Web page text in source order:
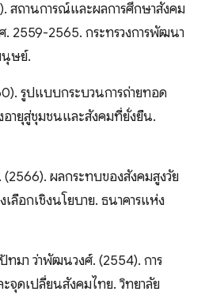
สถานการณ์และผลการศึกษาสังคม
. 2559-2565. กระทรวงการพัฒนา
นุษย์.
รูปแบบกระบวนการถ่ายทอด
ายุสู่ชุมชนและสังคมที่ยั่งยืน.
ผลกระทบของสังคมสูงวัย
ลือกเชิงนโยบาย. ธนาคารแห่ง
ทมา ว่าพัฒนวงศ์. (2554). การ
จุดเปลี่ยนสังคมไทย. วิทยาลัย